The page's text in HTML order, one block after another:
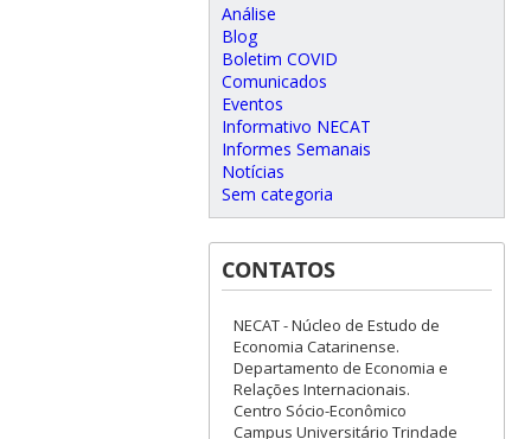
Análise
Blog
Boletim COVID
Comunicados
Eventos
Informativo NECAT
Informes Semanais
Notícias
Sem categoria
CONTATOS
NECAT - Núcleo de Estudo de
Economia Catarinense.
Departamento de Economia e
Relações Internacionais.
Centro Sócio-Econômico
Campus Universitário Trindade